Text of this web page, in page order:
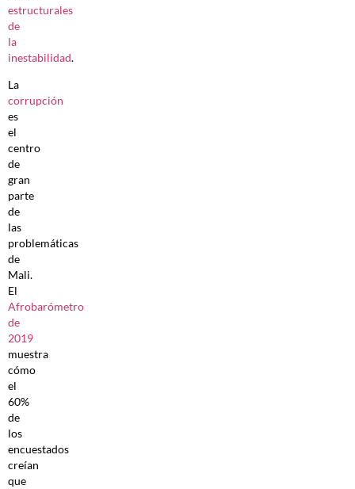
estructurales
de
la
inestabilidad.
La
corrupción
es
el
centro
de
gran
parte
de
las
problemáticas
de
Mali.
El
Afrobarómetro
de
2019
muestra
cómo
el
60%
de
los
encuestados
creían
que